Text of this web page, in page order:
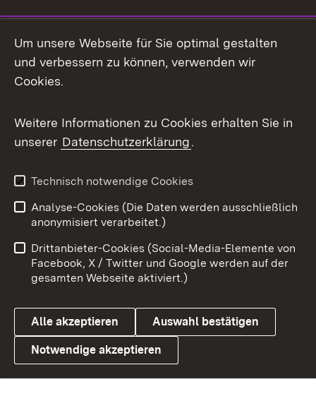
Facebook
X / Twitter
Youtube
Link zum Landesportal
Impressum
Kontakt
Barrierefreiheit
Datenschutz
Cookies
Um unsere Webseite für Sie optimal gestalten
und verbessern zu können, verwenden wir
Cookies.
Weitere Informationen zu Cookies erhalten Sie in
unserer Datenschutzerklärung.
Technisch notwendige Cookies
Analyse-Cookies (Die Daten werden ausschließlich
anonymisiert verarbeitet.)
Drittanbieter-Cookies (Social-Media-Elemente von
Facebook, X / Twitter und Google werden auf der
gesamten Webseite aktiviert.)
Alle akzeptieren Auswahl bestätigen
Notwendige akzeptieren